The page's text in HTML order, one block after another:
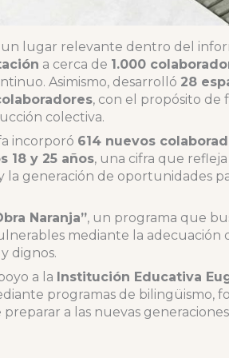
lugar relevante dentro del
a cerca de 1.000
Asimismo, desarrolló 28
, con el propósito
colectiva.
incorporó 614 nuevos
18 y 25 años, una cifra que
generación de oportunidades
Naranja”, un programa que
mediante la adecuación
dignos.
a la Institución Educativa
programas de bilingüismo,
a las nuevas